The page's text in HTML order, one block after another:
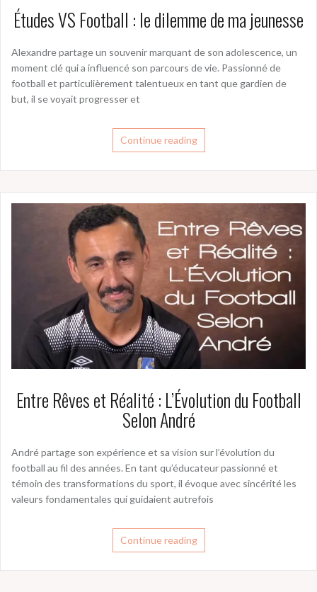
Études VS Football : le dilemme de ma jeunesse
Alexandre partage un souvenir marquant de son adolescence, un
moment clé qui a influencé son parcours de vie. Passionné de
football et particulièrement talentueux en tant que gardien de
but, il se voyait progresser et
Continue reading
Entre Rêves et Réalité : L’Évolution du Football
Selon André
André partage son expérience et sa vision sur l’évolution du
football au fil des années. En tant qu’éducateur passionné et
témoin des transformations du sport, il évoque avec sincérité les
valeurs fondamentales qui guidaient autrefois
Continue reading